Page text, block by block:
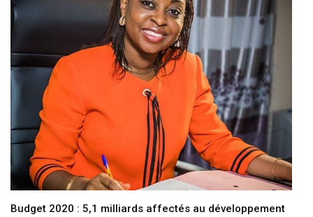
Budget 2020 : 5,1 milliards affectés au développement